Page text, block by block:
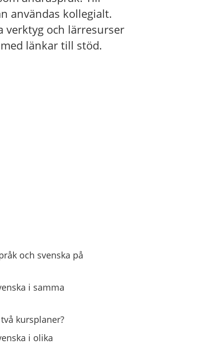
användas kollegialt.
verktyg och lärresurser
länkar till stöd.
och svenska på
i samma
kursplaner?
i olika